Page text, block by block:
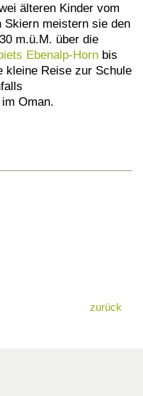
älteren Kinder vom
Skiern meistern sie den
m.ü.M. über die
Ebenalp-Horn bis
kleine Reise zur Schule
Oman.
zurück